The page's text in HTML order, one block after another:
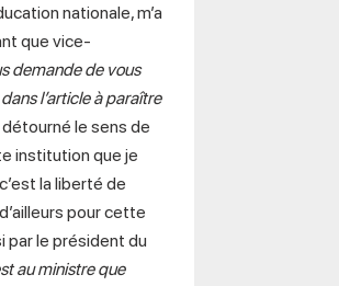
nationale, m’a
que vice-
demande de vous
l’article à paraître
le sens de
institution que je
la liberté de
pour cette
par le président du
au ministre que